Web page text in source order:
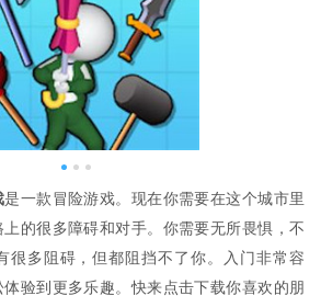
是一款冒险游戏。现在你需要在这个城市里
的很多障碍和对手。你需要无所畏惧，不
很多阻碍，但都阻挡不了你。入门非常容
验到更多乐趣。快来点击下载你喜欢的朋